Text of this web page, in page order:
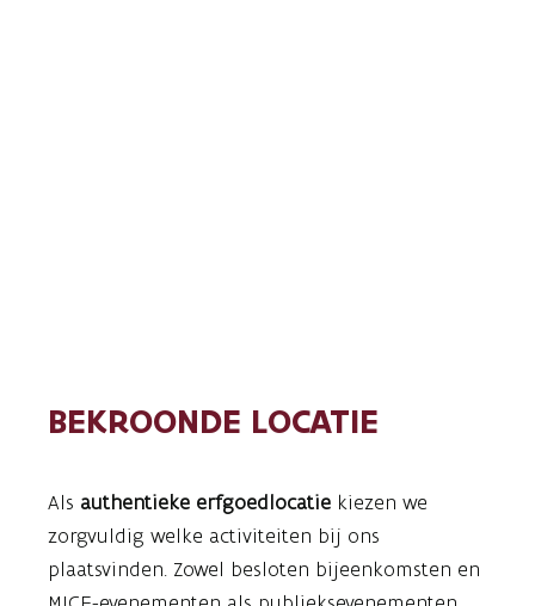
BEKROONDE LOCATIE
Als authentieke erfgoedlocatie kiezen we
zorgvuldig welke activiteiten bij ons
plaatsvinden. Zowel besloten bijeenkomsten en